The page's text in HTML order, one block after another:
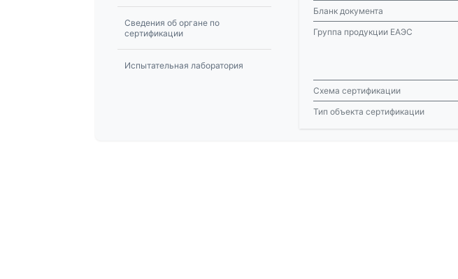
Сведения об органе по
сертификации
Испытательная лаборатория
Бланк документа
Группа продукции ЕАЭС
Схема сертификации
Тип объекта сертификации